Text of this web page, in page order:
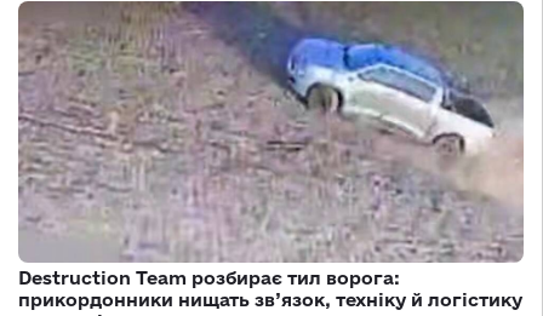
Destruction Team розбирає тил ворога:
прикордонники нищать зв’язок, техніку й логістику